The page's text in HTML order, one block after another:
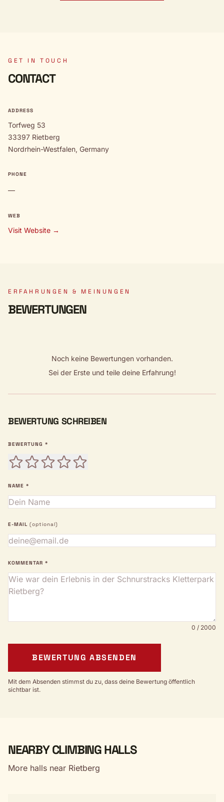
GET IN TOUCH
CONTACT
ADDRESS
Torfweg 53
33397 Rietberg
Nordrhein-Westfalen, Germany
PHONE
—
WEB
Visit Website →
ERFAHRUNGEN & MEINUNGEN
BEWERTUNGEN
Noch keine Bewertungen vorhanden.
Sei der Erste und teile deine Erfahrung!
BEWERTUNG SCHREIBEN
BEWERTUNG *
NAME *
E-MAIL (optional)
KOMMENTAR *
0 / 2000
BEWERTUNG ABSENDEN
Mit dem Absenden stimmst du zu, dass deine Bewertung öffentlich
sichtbar ist.
NEARBY CLIMBING HALLS
More halls near Rietberg